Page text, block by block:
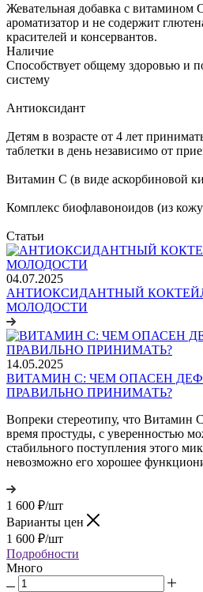
Жевательная добавка с витамином
ароматизатор и не содержит
красителей и консервантов.
Наличие
Способствует общему здоровью и
систему
Антиоксидант
Детям в возрасте от 4 лет
таблетки в день независимо от
Витамин С (в виде аскорбиновой
Комплекс биофлавоноидов (из
Статьи
04.07.2025
АНТИОКСИДАНТНЫЙ
МОЛОДОСТИ
14.05.2025
ВИТАМИН С: ЧЕМ ОПАСЕН
ПРАВИЛЬНО ПРИНИМАТЬ?
Вопреки стереотипу, что Витамин
время простуды, с уверенностью
стабильного поступления этого
невозможно его хорошее
1 600 ₽/шт
Варианты цен
1 600 ₽/шт
Подробности
Много